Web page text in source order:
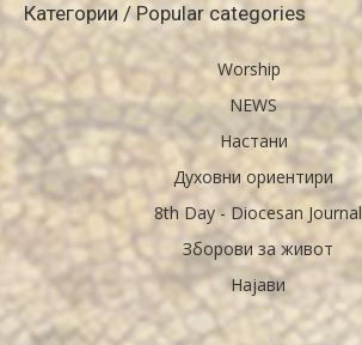
Категории / Popular categories
Worship
NEWS
Настани
Духовни ориентири
8th Day - Diocesan Journal
Зборови за живот
Најави